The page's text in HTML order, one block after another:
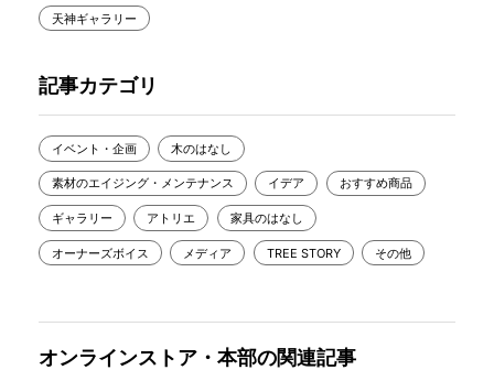
天神ギャラリー
記事カテゴリ
イベント・企画 木のはなし
素材のエイジング・メンテナンス イデア おすすめ商品
ギャラリー アトリエ 家具のはなし
オーナーズボイス メディア TREE STORY その他
オンラインストア・本部の関連記事